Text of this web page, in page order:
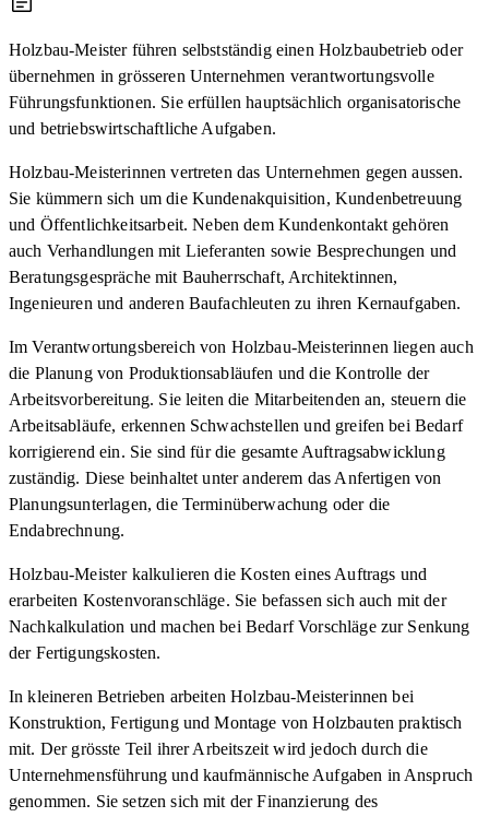
Holzbau-Meister führen selbstständig einen Holzbaubetrieb oder
übernehmen in grösseren Unternehmen verantwortungsvolle
Führungsfunktionen. Sie erfüllen hauptsächlich organisatorische
und betriebswirtschaftliche Aufgaben.
Holzbau-Meisterinnen vertreten das Unternehmen gegen aussen.
Sie kümmern sich um die Kundenakquisition, Kundenbetreuung
und Öffentlichkeitsarbeit. Neben dem Kundenkontakt gehören
auch Verhandlungen mit Lieferanten sowie Besprechungen und
Beratungsgespräche mit Bauherrschaft, Architektinnen,
Ingenieuren und anderen Baufachleuten zu ihren Kernaufgaben.
Im Verantwortungsbereich von Holzbau-Meisterinnen liegen auch
die Planung von Produktionsabläufen und die Kontrolle der
Arbeitsvorbereitung. Sie leiten die Mitarbeitenden an, steuern die
Arbeitsabläufe, erkennen Schwachstellen und greifen bei Bedarf
korrigierend ein. Sie sind für die gesamte Auftragsabwicklung
zuständig. Diese beinhaltet unter anderem das Anfertigen von
Planungsunterlagen, die Terminüberwachung oder die
Endabrechnung.
Holzbau-Meister kalkulieren die Kosten eines Auftrags und
erarbeiten Kostenvoranschläge. Sie befassen sich auch mit der
Nachkalkulation und machen bei Bedarf Vorschläge zur Senkung
der Fertigungskosten.
In kleineren Betrieben arbeiten Holzbau-Meisterinnen bei
Konstruktion, Fertigung und Montage von Holzbauten praktisch
mit. Der grösste Teil ihrer Arbeitszeit wird jedoch durch die
Unternehmensführung und kaufmännische Aufgaben in Anspruch
genommen. Sie setzen sich mit der Finanzierung des